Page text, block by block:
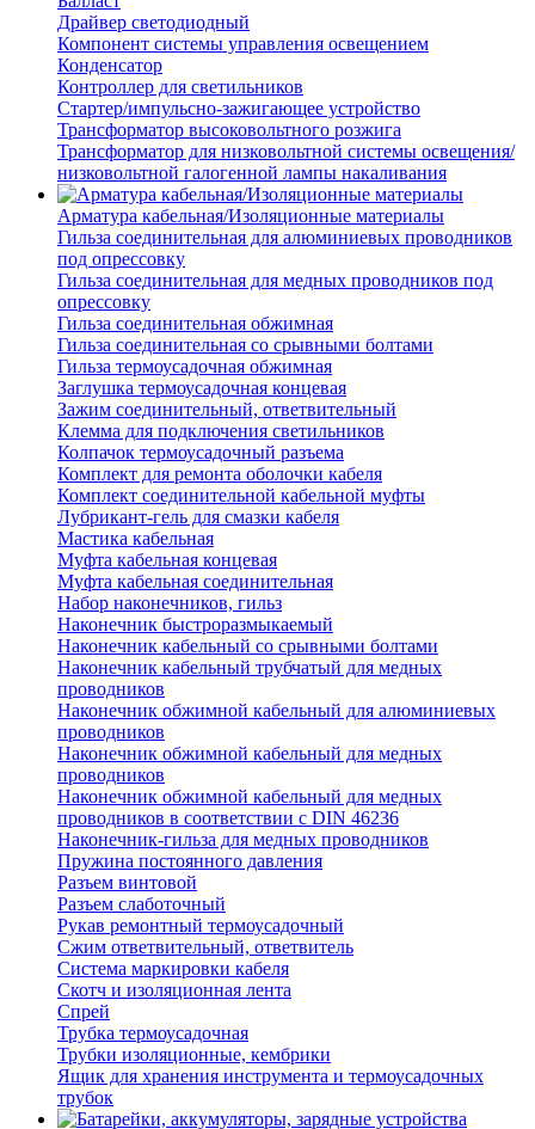
Драйвер светодиодный
Компонент системы управления освещением
Конденсатор
Контроллер для светильников
Стартер/импульсно-зажигающее устройство
Трансформатор высоковольтного розжига
Трансформатор для низковольтной системы освещения/
низковольтной галогенной лампы накаливания
Арматура кабельная/Изоляционные материалы
Гильза соединительная для алюминиевых проводников
под опрессовку
Гильза соединительная для медных проводников под
опрессовку
Гильза соединительная обжимная
Гильза соединительная со срывными болтами
Гильза термоусадочная обжимная
Заглушка термоусадочная концевая
Зажим соединительный, ответвительный
Клемма для подключения светильников
Колпачок термоусадочный разъема
Комплект для ремонта оболочки кабеля
Комплект соединительной кабельной муфты
Лубрикант-гель для смазки кабеля
Мастика кабельная
Муфта кабельная концевая
Муфта кабельная соединительная
Набор наконечников, гильз
Наконечник быстроразмыкаемый
Наконечник кабельный со срывными болтами
Наконечник кабельный трубчатый для медных
проводников
Наконечник обжимной кабельный для алюминиевых
проводников
Наконечник обжимной кабельный для медных
проводников
Наконечник обжимной кабельный для медных
проводников в соответствии с DIN 46236
Наконечник-гильза для медных проводников
Пружина постоянного давления
Разъем винтовой
Разъем слаботочный
Рукав ремонтный термоусадочный
Сжим ответвительный, ответвитель
Система маркировки кабеля
Скотч и изоляционная лента
Спрей
Трубка термоусадочная
Трубки изоляционные, кембрики
Ящик для хранения инструмента и термоусадочных
трубок